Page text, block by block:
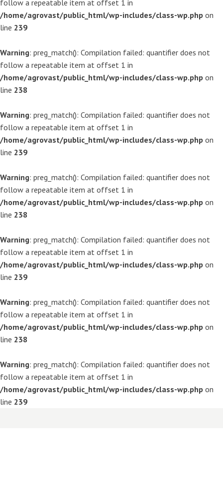
follow a repeatable item at offset 1 in
/home/agrovast/public_html/wp-includes/class-wp.php on
line 239
Warning: preg_match(): Compilation failed: quantifier does not
follow a repeatable item at offset 1 in
/home/agrovast/public_html/wp-includes/class-wp.php on
line 238
Warning: preg_match(): Compilation failed: quantifier does not
follow a repeatable item at offset 1 in
/home/agrovast/public_html/wp-includes/class-wp.php on
line 239
Warning: preg_match(): Compilation failed: quantifier does not
follow a repeatable item at offset 1 in
/home/agrovast/public_html/wp-includes/class-wp.php on
line 238
Warning: preg_match(): Compilation failed: quantifier does not
follow a repeatable item at offset 1 in
/home/agrovast/public_html/wp-includes/class-wp.php on
line 239
Warning: preg_match(): Compilation failed: quantifier does not
follow a repeatable item at offset 1 in
/home/agrovast/public_html/wp-includes/class-wp.php on
line 238
Warning: preg_match(): Compilation failed: quantifier does not
follow a repeatable item at offset 1 in
/home/agrovast/public_html/wp-includes/class-wp.php on
line 239